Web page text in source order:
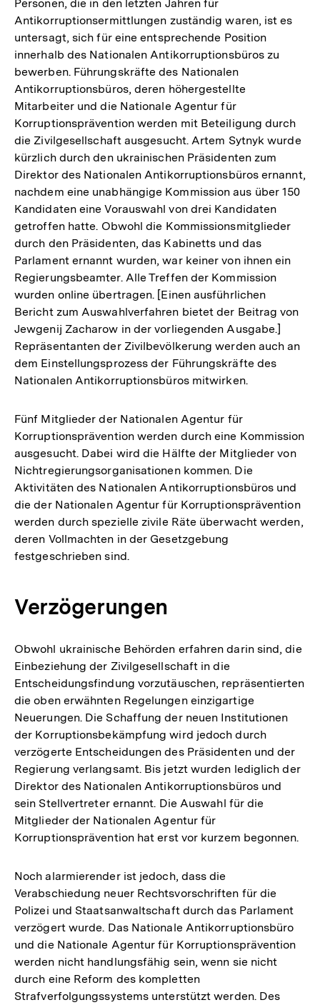
Personen, die in den letzten Jahren für
Antikorruptionsermittlungen zuständig waren, ist es
untersagt, sich für eine entsprechende Position
innerhalb des Nationalen Antikorruptionsbüros zu
bewerben. Führungskräfte des Nationalen
Antikorruptionsbüros, deren höhergestellte
Mitarbeiter und die Nationale Agentur für
Korruptionsprävention werden mit Beteiligung durch
die Zivilgesellschaft ausgesucht. Artem Sytnyk wurde
kürzlich durch den ukrainischen Präsidenten zum
Direktor des Nationalen Antikorruptionsbüros ernannt,
nachdem eine unabhängige Kommission aus über 150
Kandidaten eine Vorauswahl von drei Kandidaten
getroffen hatte. Obwohl die Kommissionsmitglieder
durch den Präsidenten, das Kabinetts und das
Parlament ernannt wurden, war keiner von ihnen ein
Regierungsbeamter. Alle Treffen der Kommission
wurden online übertragen. [Einen ausführlichen
Bericht zum Auswahlverfahren bietet der Beitrag von
Jewgenij Zacharow in der vorliegenden Ausgabe.]
Repräsentanten der Zivilbevölkerung werden auch an
dem Einstellungsprozess der Führungskräfte des
Nationalen Antikorruptionsbüros mitwirken.
Fünf Mitglieder der Nationalen Agentur für
Korruptionsprävention werden durch eine Kommission
ausgesucht. Dabei wird die Hälfte der Mitglieder von
Nichtregierungsorganisationen kommen. Die
Aktivitäten des Nationalen Antikorruptionsbüros und
die der Nationalen Agentur für Korruptionsprävention
werden durch spezielle zivile Räte überwacht werden,
deren Vollmachten in der Gesetzgebung
festgeschrieben sind.
Verzögerungen
Obwohl ukrainische Behörden erfahren darin sind, die
Einbeziehung der Zivilgesellschaft in die
Entscheidungsfindung vorzutäuschen, repräsentierten
die oben erwähnten Regelungen einzigartige
Neuerungen. Die Schaffung der neuen Institutionen
der Korruptionsbekämpfung wird jedoch durch
verzögerte Entscheidungen des Präsidenten und der
Regierung verlangsamt. Bis jetzt wurden lediglich der
Direktor des Nationalen Antikorruptionsbüros und
sein Stellvertreter ernannt. Die Auswahl für die
Mitglieder der Nationalen Agentur für
Korruptionsprävention hat erst vor kurzem begonnen.
Noch alarmierender ist jedoch, dass die
Verabschiedung neuer Rechtsvorschriften für die
Polizei und Staatsanwaltschaft durch das Parlament
verzögert wurde. Das Nationale Antikorruptionsbüro
und die Nationale Agentur für Korruptionsprävention
werden nicht handlungsfähig sein, wenn sie nicht
durch eine Reform des kompletten
Strafverfolgungssystems unterstützt werden. Des